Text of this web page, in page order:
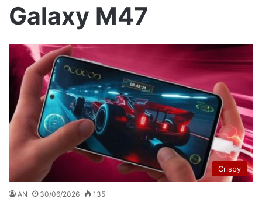
Galaxy M47
Crispy
AN 30/06/2026 135